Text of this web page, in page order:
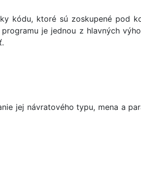
kódu, ktoré sú zoskupené pod
je jednou z hlavných
jej návratového typu, mena a